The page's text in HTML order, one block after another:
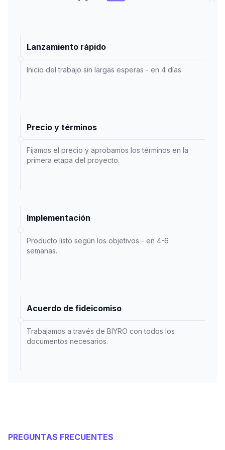
Lanzamiento rápido
Inicio del trabajo sin largas esperas - en 4 días.
Precio y términos
Fijamos el precio y aprobamos los términos en la
primera etapa del proyecto.
Implementación
Producto listo según los objetivos - en 4-6
semanas.
Acuerdo de fideicomiso
Trabajamos a través de BIYRO con todos los
documentos necesarios.
PREGUNTAS FRECUENTES